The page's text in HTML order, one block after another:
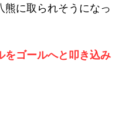
熊に取られそうになっ
をゴールへと叩き込み